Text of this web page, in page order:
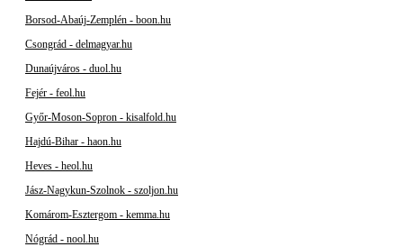
Borsod-Abaúj-Zemplén - boon.hu
Csongrád - delmagyar.hu
Dunaújváros - duol.hu
Fejér - feol.hu
Győr-Moson-Sopron - kisalfold.hu
Hajdú-Bihar - haon.hu
Heves - heol.hu
Jász-Nagykun-Szolnok - szoljon.hu
Komárom-Esztergom - kemma.hu
Nógrád - nool.hu